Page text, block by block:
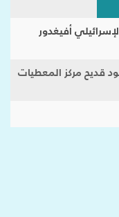
أفيغدور
قديح مركز المعطيات